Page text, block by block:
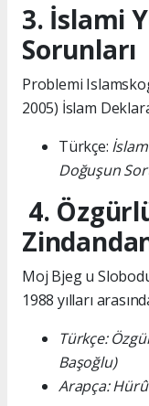
3. İslami
Sorunları
Problemi
2005) İslam
Türkçe:
Doğuşun
4.
Moj Bjeg u
1988 yılları
Türkçe:
Başoğlu)
Arapça: